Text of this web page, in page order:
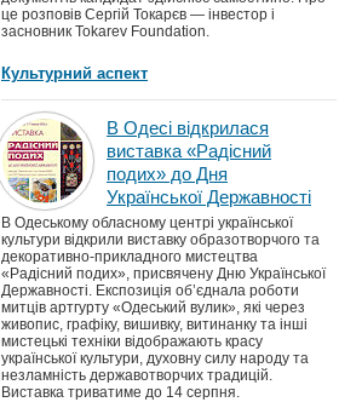
це розповів Сергій Токарєв — інвестор і
засновник Tokarev Foundation.
Культурний аспект
В Одесі відкрилася
виставка «Радісний
подих» до Дня
Української Державності
В Одеському обласному центрі української
культури відкрили виставку образотворчого та
декоративно-прикладного мистецтва
«Радісний подих», присвячену Дню Української
Державності. Експозиція об’єднала роботи
митців артгурту «Одеський вулик», які через
живопис, графіку, вишивку, витинанку та інші
мистецькі техніки відображають красу
української культури, духовну силу народу та
незламність державотворчих традицій.
Виставка триватиме до 14 серпня.